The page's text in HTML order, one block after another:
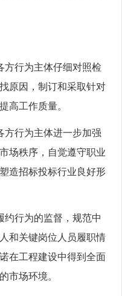
行为主体仔细对照检
原因，制订和采取针对
高工作质量。
行为主体进一步加强
场秩序，自觉遵守职业
造招标投标行业良好形
行为的监督，规范中
和关键岗位人员履职情
在工程建设中得到全面
市场环境。